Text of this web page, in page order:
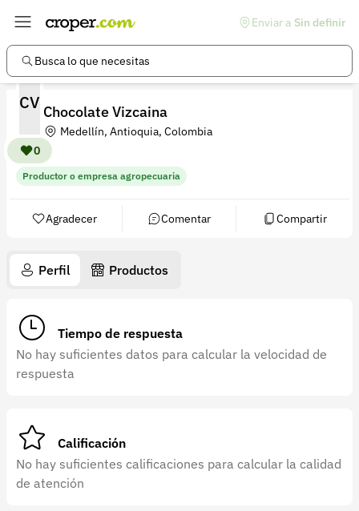
Enviar a Sin definir
Busca lo que necesitas
CV
0
Chocolate Vizcaina
Medellín, Antioquia, Colombia
Productor o empresa agropecuaria
Agradecer Comentar Compartir
Perfil Productos
Tiempo de respuesta
No hay suficientes datos para calcular la velocidad de
respuesta
Calificación
No hay suficientes calificaciones para calcular la calidad
de atención
Enlaces de interés
Preguntas frecuentes
Información legal
Términos y condiciones
Política de devoluciones
Cuenta
Registrarse
Recuperar contraseña
Soporte
+57 323 2931928
contacto@croper.com